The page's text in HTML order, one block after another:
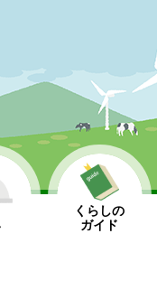
くらしの
ガイド